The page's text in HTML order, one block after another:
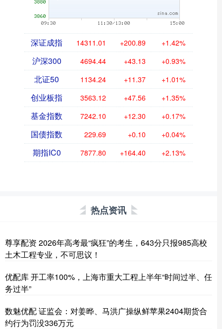
深证成指 14311.01 +200.89 +1.42%
沪深300 4694.44 +43.13 +0.93%
北证50 1134.24 +11.37 +1.01%
创业板指 3563.12 +47.56 +1.35%
基金指数 7242.10 +12.30 +0.17%
国债指数 229.69 +0.10 +0.04%
期指IC0 7877.80 +164.40 +2.13%
热点资讯
尊享配资 2026年高考最“疯狂”的考生，643分只报985高校
土木工程专业，不可思议！
优配库 开工率100%，上海市重大工程上半年“时间过半、任
务过半”
数魅优配 证监会：对姜晔、马洪广操纵鲜苹果2404期货合
约行为罚没336万元